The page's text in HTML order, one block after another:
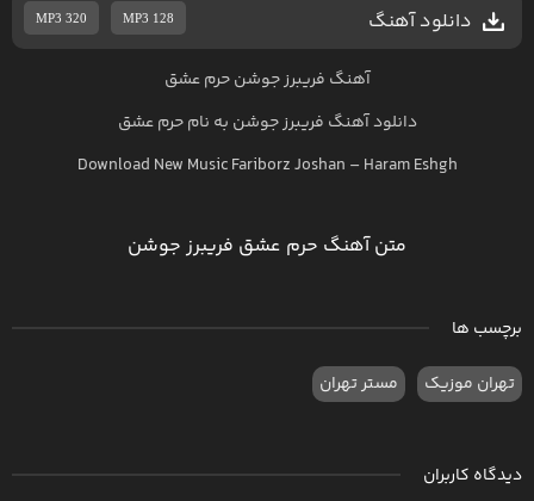
دانلود آهنگ MP3 320 MP3 128
آهنگ فریبرز جوشن حرم عشق
دانلود آهنگ فریبرز جوشن به نامحرم عشق
Download New MusicFariborz Joshan – Haram Eshgh
متن آهنگ حرم عشق فریبرز جوشن
برچسب ها
تهران موزیک مستر تهران
دیدگاه کاربران